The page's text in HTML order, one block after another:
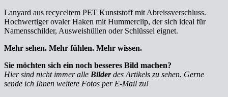
Lanyard aus recyceltem PET Kunststoff mit Abreissverschluss.
Hochwertiger ovaler Haken mit Hummerclip, der sich ideal für
Namensschilder, Ausweishüllen oder Schlüssel eignet.
Mehr sehen. Mehr fühlen. Mehr wissen.
Sie möchten sich ein noch besseres Bild machen?
Hier sind nicht immer alle Bilderdes Artikels zu sehen. Gerne
sende ich Ihnen weitere Fotos per E-Mail zu!